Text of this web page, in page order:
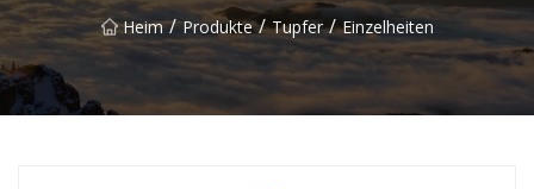
Heim / Produkte / Tupfer / Einzelheiten